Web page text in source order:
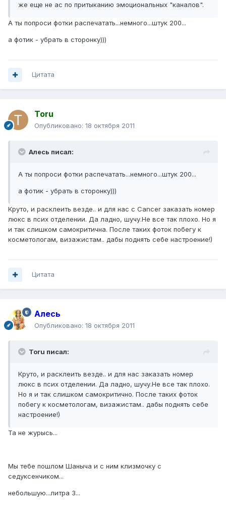
же еще не ас по притыканию эмоциональных "каналов".
А ты попроси фотки распечатать...немного...штук 200...
а фотик - убрать в сторонку)))
Цитата
Toru
Опубликовано: 18 октября 2011
Алесь писал:
А ты попроси фотки распечатать...немного...штук 200...
а фотик - убрать в сторонку)))
Круто, и расклеить везде.. и для нас с Cancer заказать номер
люкс в псих отделении. Да ладно, шучу.Не все так плохо. Но я
и так слишком самокритична. После таких фоток побегу к
косметологам, визажистам.. дабы поднять себе настроение!)
Цитата
Алесь
Опубликовано: 18 октября 2011
Toru писал:
Круто, и расклеить везде.. и для нас заказать номер
люкс в псих отделении. Да ладно, шучу.Не все так плохо.
Но я и так слишком самокритично. После таких фоток
побегу к косметологам, визажистам.. дабы поднять себе
настроение!)
Та не журысь...
Мы тебе пошлом Шаныча и с ним клизмочку с
седуксенчиком...
небольшую...литра 3...